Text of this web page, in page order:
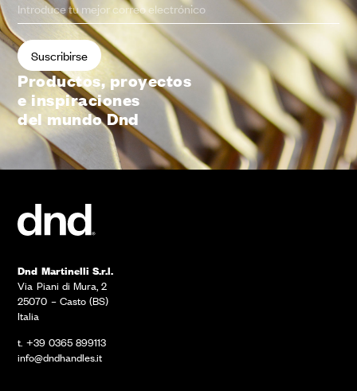
Productos, proyectos
e inspiraciones
del mundo Dnd
Dnd Martinelli S.r.l.
Via Piani di Mura, 2
25070 – Casto (BS)
Italia
t. +39 0365 899113
info@dndhandles.it